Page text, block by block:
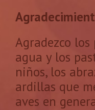
Agradezco los
agua y los
niños, los
ardillas que
aves en